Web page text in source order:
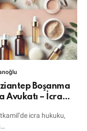
Boşanma
Avukatı – İcra
icra hukuku,